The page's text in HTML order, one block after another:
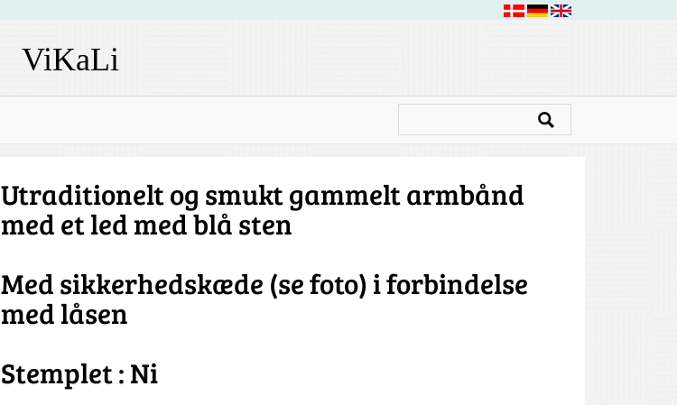
ViKaLi
Utraditionelt og smukt gammelt armbånd
med et led med blå sten
Med sikkerhedskæde (se foto) i forbindelse
med låsen
Stemplet : Ni